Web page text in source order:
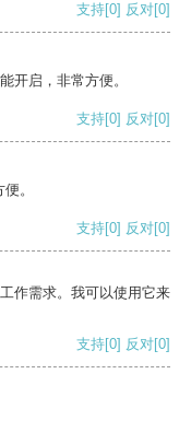
支持[0] 反对[0]
开启，非常方便。
支持[0] 反对[0]
。
支持[0] 反对[0]
作需求。我可以使用它来
支持[0] 反对[0]